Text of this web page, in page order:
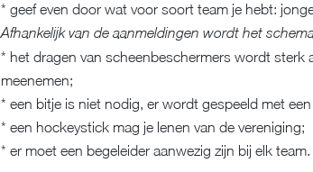
* geef even door wat voor soort team je hebt:
Afhankelijk van de aanmeldingen wordt het
* het dragen van scheenbeschermers wordt sterk
meenemen;
* een bitje is niet nodig, er wordt gespeeld met
* een hockeystick mag je lenen van de vereniging;
* er moet een begeleider aanwezig zijn bij elk team.